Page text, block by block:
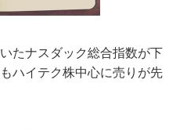
たナスダック総合指数が下
ハイテク株中心に売りが先